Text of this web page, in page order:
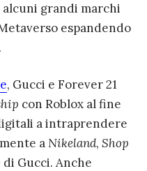
alcuni grandi marchi
espandendo
, Gucci e Forever 21
con Roblox al fine
a intraprendere
aNikeland, Shop
Gucci. Anche